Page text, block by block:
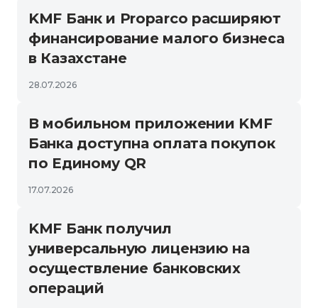
KMF Банк и Proparco расширяют
финансирование малого бизнеса
в Казахстане
28.07.2026
В мобильном приложении KMF
Банка доступна оплата покупок
по Единому QR
17.07.2026
KMF Банк получил
универсальную лицензию на
осуществление банковских
операций